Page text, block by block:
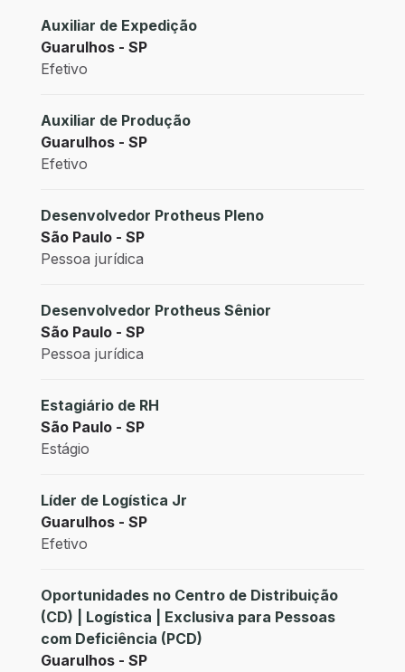
Auxiliar de Expedição
Guarulhos - SP
Efetivo
Auxiliar de Produção
Guarulhos - SP
Efetivo
Desenvolvedor Protheus Pleno
São Paulo - SP
Pessoa jurídica
Desenvolvedor Protheus Sênior
São Paulo - SP
Pessoa jurídica
Estagiário de RH
São Paulo - SP
Estágio
Líder de Logística Jr
Guarulhos - SP
Efetivo
Oportunidades no Centro de Distribuição
(CD) | Logística | Exclusiva para Pessoas
com Deficiência (PCD)
Guarulhos - SP